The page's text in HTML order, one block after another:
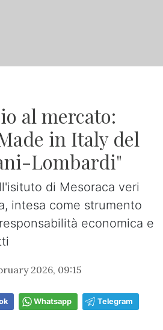
al mercato:
in Italy del
Lombardi"
di Mesoraca veri
intesa come strumento
economica e
2026, 09:15
Whatsapp Telegram